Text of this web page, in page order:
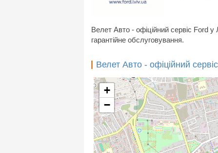
Велет Авто - офіційний сервіс Ford у
гарантійне обслуговування.
Велет Авто - офіційний
+
−